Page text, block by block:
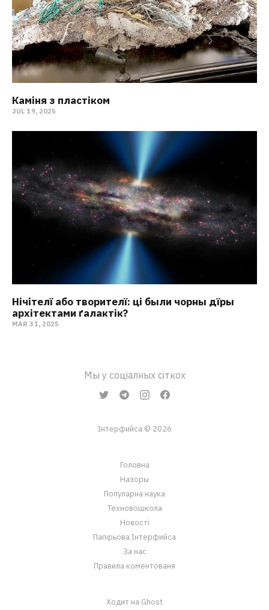
Каміня з пластіком
JUL 19, 2025
Нічітелї або творителї: ці были чорны дїры
архітектами ґалактік?
MAR 31, 2025
Мы у соціалных сіткох
Інтерфийса © 2026
Головна
Назоры
Популарна наука
Техновошкола
Новостї
Папірьова Інтерфийса
За нас
Правила коментованя
Ходит на Ghost